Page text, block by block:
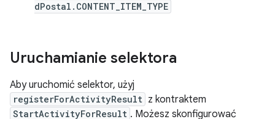
dPostal.CONTENT_ITEM_TYPE
Uruchamianie selektora
Aby uruchomić selektor, użyj
registerForActivityResult z kontraktem
StartActivityForResult . Możesz skonfigurować